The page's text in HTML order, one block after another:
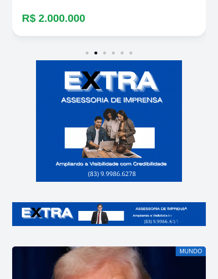
R$ 2.000.000
MUNDO